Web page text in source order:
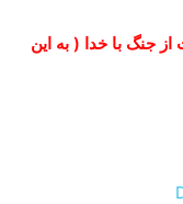
جنگ با خدا ( به این